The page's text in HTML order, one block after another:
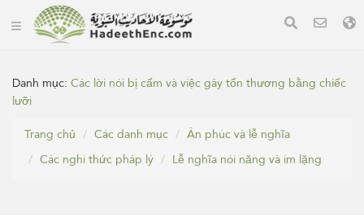
Danh mục:Các lời nói bị cấm và việc gây tổn thương bằng chiếc
lưỡi
Trang chủ
Các danh mục
Ân phúc và lễ nghĩa
Các nghi thức pháp lý
Lễ nghĩa nói năng và im lặng